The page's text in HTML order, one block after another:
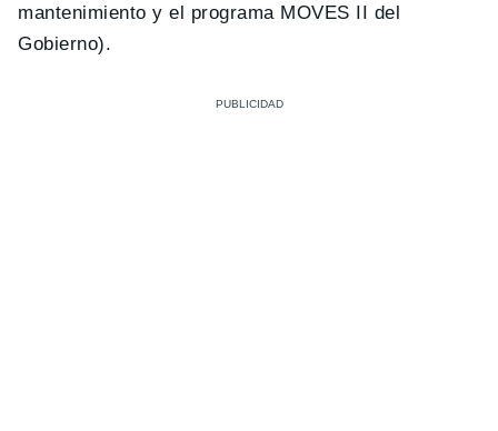
mantenimiento y el programa MOVES II del
Gobierno).